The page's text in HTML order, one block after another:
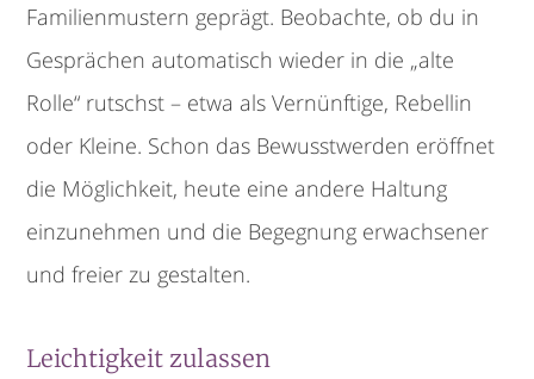
Familienmustern geprägt. Beobachte, ob du in
Gesprächen automatisch wieder in die „alte
Rolle“ rutschst – etwa als Vernünftige, Rebellin
oder Kleine. Schon das Bewusstwerden eröffnet
die Möglichkeit, heute eine andere Haltung
einzunehmen und die Begegnung erwachsener
und freier zu gestalten.
Leichtigkeit zulassen